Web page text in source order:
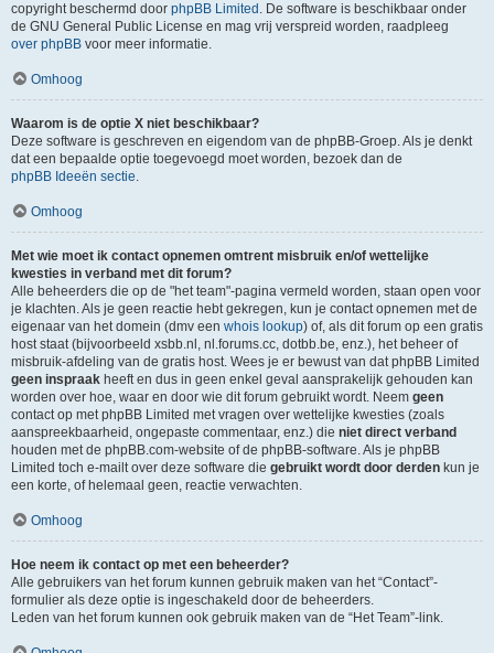
copyright beschermd door phpBB Limited . De software is beschikbaar onder
de GNU General Public License en mag vrij verspreid worden, raadpleeg
over phpBB voor meer informatie.
Omhoog
Waarom is de optie X niet beschikbaar?
Deze software is geschreven en eigendom van de phpBB-Groep. Als je denkt
dat een bepaalde optie toegevoegd moet worden, bezoek dan de
phpBB Ideeën sectie.
Omhoog
Met wie moet ik contact opnemen omtrent misbruik en/of wettelijke
kwesties in verband met dit forum?
Alle beheerders die op de "het team"-pagina vermeld worden, staan open voor
je klachten. Als je geen reactie hebt gekregen, kun je contact opnemen met de
eigenaar van het domein (dmv een whois lookup) of, als dit forum op een gratis
host staat (bijvoorbeeld xsbb.nl, nl.forums.cc, dotbb.be, enz.), het beheer of
misbruik-afdeling van de gratis host. Wees je er bewust van dat phpBB Limited
geen inspraak heeft en dus in geen enkel geval aansprakelijk gehouden kan
worden over hoe, waar en door wie dit forum gebruikt wordt. Neem geen
contact op met phpBB Limited met vragen over wettelijke kwesties (zoals
aanspreekbaarheid, ongepaste commentaar, enz.) die niet direct verband
houden met de phpBB.com-website of de phpBB-software. Als je phpBB
Limited toch e-mailt over deze software die gebruikt wordt door derden kun je
een korte, of helemaal geen, reactie verwachten.
Omhoog
Hoe neem ik contact op met een beheerder?
Alle gebruikers van het forum kunnen gebruik maken van het “Contact”-
formulier als deze optie is ingeschakeld door de beheerders.
Leden van het forum kunnen ook gebruik maken van de “Het Team”-link.